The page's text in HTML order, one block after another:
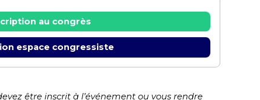
au congrès
espace congressiste
être inscrit à l’événement ou vous rendre